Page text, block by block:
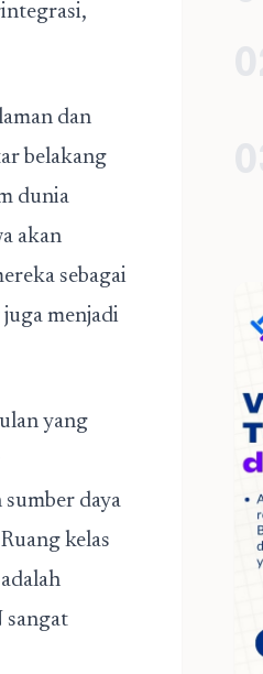
dan
belakang
dunia
akan
sebagai
menjadi
yang
daya
kelas
sangat